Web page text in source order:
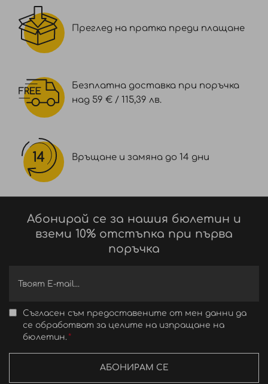
Преглед на пратка преди плащане
Безплатна доставка при поръчка
над 59 € / 115,39 лв.
Връщане и замяна до 14 дни
Абонирай се за нашия бюлетин и
вземи 10% отстъпка при първа
поръчка
Съгласен съм предоставените от мен данни да
се обработват за целите на изпращане на
бюлетин.
АБОНИРАМ СЕ